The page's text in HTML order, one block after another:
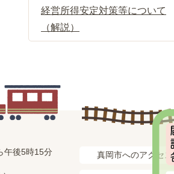
経営所得安定対策等について
（解説）
午後5時15分
真岡市へのアクセス